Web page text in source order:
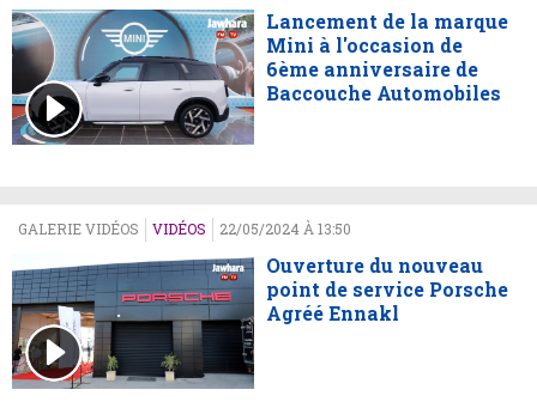
Lancement de la marque
Mini à l'occasion de
6ème anniversaire de
Baccouche Automobiles
GALERIE VIDÉOS VIDÉOS 22/05/2024 À 13:50
Ouverture du nouveau
point de service Porsche
Agréé Ennakl